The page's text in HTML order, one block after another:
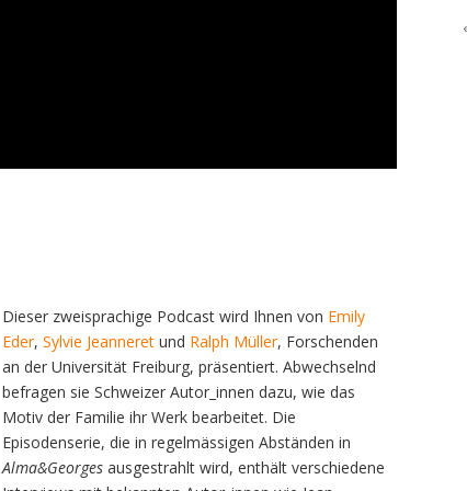
Dieser zweisprachige Podcast wird Ihnen von Emily
Eder, Sylvie Jeanneret und Ralph Müller, Forschenden
an der Universität Freiburg, präsentiert. Abwechselnd
befragen sie Schweizer Autor_innen dazu, wie das
Motiv der Familie ihr Werk bearbeitet. Die
Episodenserie, die in regelmässigen Abständen in
Alma&Georges ausgestrahlt wird, enthält verschiedene